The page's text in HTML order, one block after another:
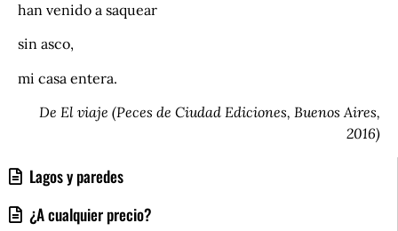
Lagos y paredes
¿A cualquier precio?
han venido a saquear
sin asco,
mi casa entera.
De El viaje (Peces de Ciudad Ediciones, Buenos Aires,
2016)